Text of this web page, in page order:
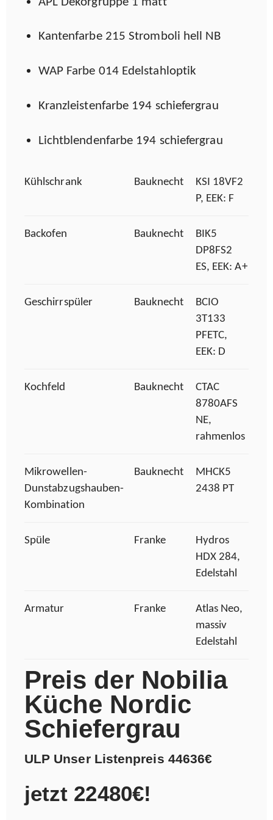
Kantenfarbe 215 Stromboli hell NB
WAP Farbe 014 Edelstahloptik
Kranzleistenfarbe 194 schiefergrau
Lichtblendenfarbe 194 schiefergrau
Kühlschrank Bauknecht
KSI 18VF2
P, EEK: F
Backofen Bauknecht
BIK5
DP8FS2
ES, EEK: A+
Geschirrspüler Bauknecht
BCIO
3T133
PFETC,
EEK: D
Kochfeld Bauknecht
CTAC
8780AFS
NE,
rahmenlos
Mikrowellen-
Dunstabzugshauben-
Kombination
Bauknecht
MHCK5
2438 PT
Spüle Franke
Hydros
HDX 284,
Edelstahl
Armatur Franke
Atlas Neo,
massiv
Edelstahl
Preis der Nobilia
Küche Nordic
Schiefergrau
ULP Unser Listenpreis 44636€
jetzt 22480€!